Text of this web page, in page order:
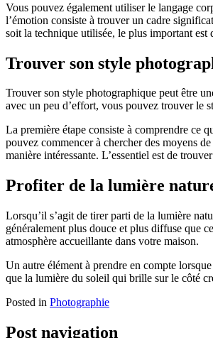
Vous pouvez également utiliser le langage
l’émotion consiste à trouver un cadre
soit la technique utilisée, le plus important est
Trouver son style
Trouver son style photographique peut être
avec un peu d’effort, vous pouvez trouver le
La première étape consiste à comprendre ce
pouvez commencer à chercher des moyens
manière intéressante. L’essentiel est de
Profiter de la lumière
Lorsqu’il s’agit de tirer parti de la lumière
généralement plus douce et plus diffuse que
atmosphère accueillante dans votre maison.
Un autre élément à prendre en compte
que la lumière du soleil qui brille sur le côté
Posted in Photographie
Post navigation